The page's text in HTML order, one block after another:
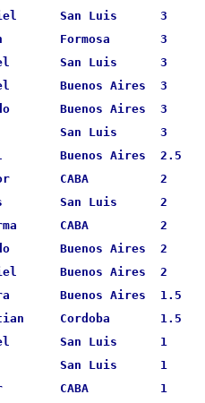
San Luis      3
Formosa       3
San Luis      3
Buenos Aires  3
Buenos Aires  3
San Luis      3
Buenos Aires  2.5
CABA          2
San Luis      2
Irma      CABA          2
Buenos Aires  2
Buenos Aires  2
Buenos Aires  1.5
Cordoba       1.5
San Luis      1
San Luis      1
CABA          1